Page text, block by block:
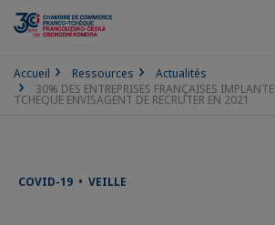
Accueil Ressources
Actualités
30% DES ENTREPRISES FRANÇAISES
TCHEQUE ENVISAGENT DE RECRUTER EN 2021
COVID-19 • VEILLE